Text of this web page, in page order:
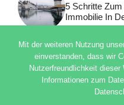
5 Schritte
Immobilie In
© 2026
Mit der weiteren Nutzung
einverstanden, dass wir
Nutzerfreundlichkeit
Informationen zum